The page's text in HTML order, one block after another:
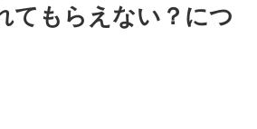
てもらえない？につ